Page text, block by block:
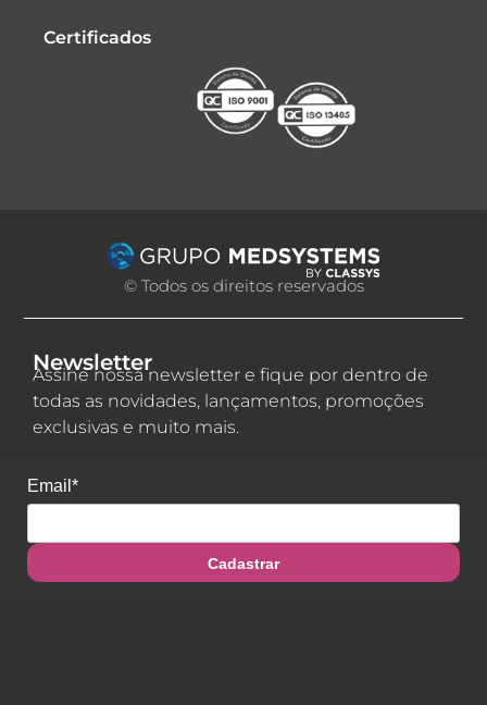
Certificados
© Todos os direitos reservados
Newsletter
Assine nossa newsletter e fique por dentro de
todas as novidades, lançamentos, promoções
exclusivas e muito mais.
Email*
Cadastrar